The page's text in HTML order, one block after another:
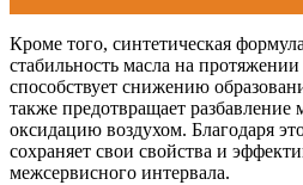
Кроме того, синтетическая
стабильность масла на
способствует снижению
также предотвращает разбавление
оксидацию воздухом. Благодаря
сохраняет свои свойства и
межсервисного интервала.